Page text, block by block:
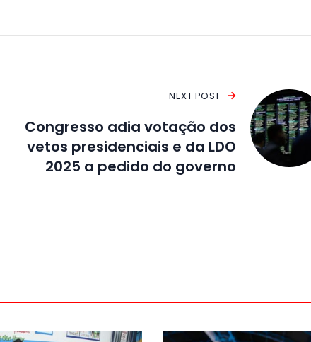
NEXT POST
Congresso adia votação dos
vetos presidenciais e da LDO
2025 a pedido do governo